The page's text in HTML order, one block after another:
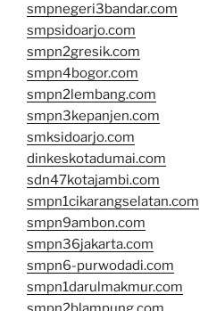
smpnegeri3bandar.com
smpsidoarjo.com
smpn2gresik.com
smpn4bogor.com
smpn2lembang.com
smpn3kepanjen.com
smksidoarjo.com
dinkeskotadumai.com
sdn47kotajambi.com
smpn1cikarangselatan.com
smpn9ambon.com
smpn36jakarta.com
smpn6-purwodadi.com
smpn1darulmakmur.com